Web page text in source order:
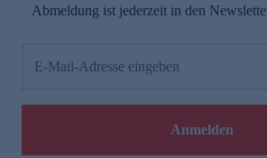
Abmeldung ist jederzeit in den
E-Mail-Adresse eingeben
Anmelden